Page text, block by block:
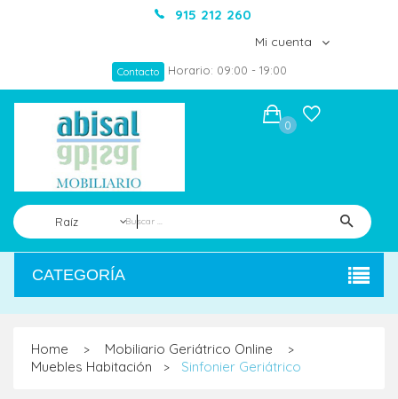
915 212 260
Mi cuenta
Contacto Horario: 09:00 - 19:00
Raíz
0
CATEGORÍA
Home > Mobiliario Geriátrico Online >
Muebles Habitación > Sinfonier Geriátrico